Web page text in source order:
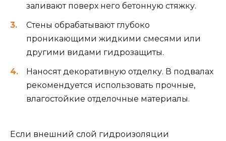
заливают поверх него бетонную стяжку.
Стены обрабатывают глубоко
проникающими жидкими смесями или
другими видами гидрозащиты.
Наносят декоративную отделку. В подвалах
рекомендуется использовать прочные,
влагостойкие отделочные материалы.
Если внешний слой гидроизоляции